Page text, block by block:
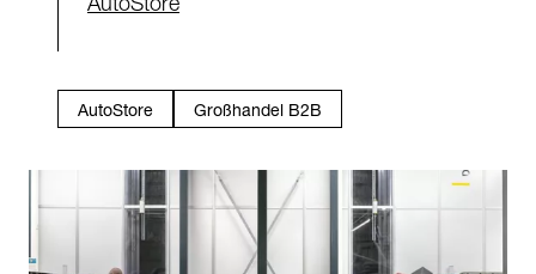
AutoStore Großhandel B2B